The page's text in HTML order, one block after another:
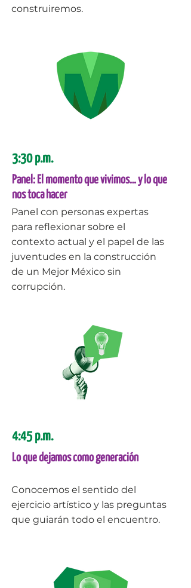
construiremos.
3:30 p.m.
Panel: El momento que vivimos… y lo que
nos toca hacer
Panel con personas expertas
para reflexionar sobre el
contexto actual y el papel de las
juventudes en la construcción
de un Mejor México sin
corrupción.
4:45 p.m.
Lo que dejamos como generación
Conocemos el sentido del
ejercicio artístico y las preguntas
que guiarán todo el encuentro.